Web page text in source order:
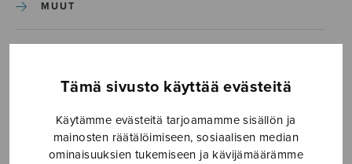
Tämä sivusto käyttää evästeitä
Käytämme evästeitä tarjoamamme sisällön ja
mainosten räätälöimiseen, sosiaalisen median
ominaisuuksien tukemiseen ja kävijämäärämme
MUUT
SEKAKUORO
SOITINKOULUT JA OPPAAT